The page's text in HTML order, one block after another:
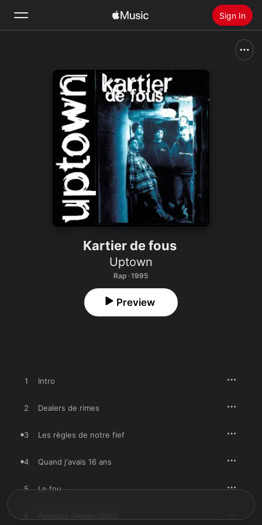
Sign In
Install Apple Music
Kartier de fous
Uptown
Rap · 1995
Preview
1 Intro
2 Dealers de rimes
3 Les règles de notre fief
4 Quand j'avais 16 ans
5 Le fou
Pulsions (Remix 1996)